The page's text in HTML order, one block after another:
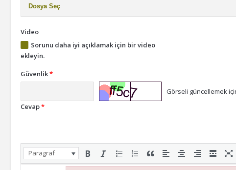
Dosya Seç
Video
Sorunu daha iyi açıklamak için bir video
ekleyin.
Güvenlik*
Görseli güncellemek
Cevap*
Paragraf